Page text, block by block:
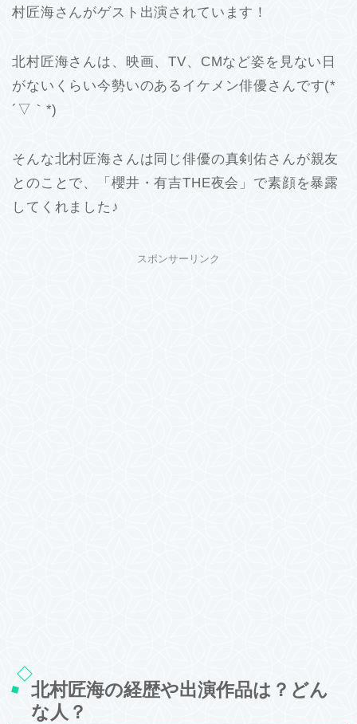
村匠海さんがゲスト出演されています！
北村匠海さんは、映画、TV、CMなど姿を見ない日
がないくらい今勢いのあるイケメン俳優さんです(*
´▽｀*)
そんな北村匠海さんは同じ俳優の真剣佑さんが親友
とのことで、「櫻井・有吉THE夜会」で素顔を暴露
してくれました♪
スポンサーリンク
北村匠海の経歴や出演作品は？どん
な人？